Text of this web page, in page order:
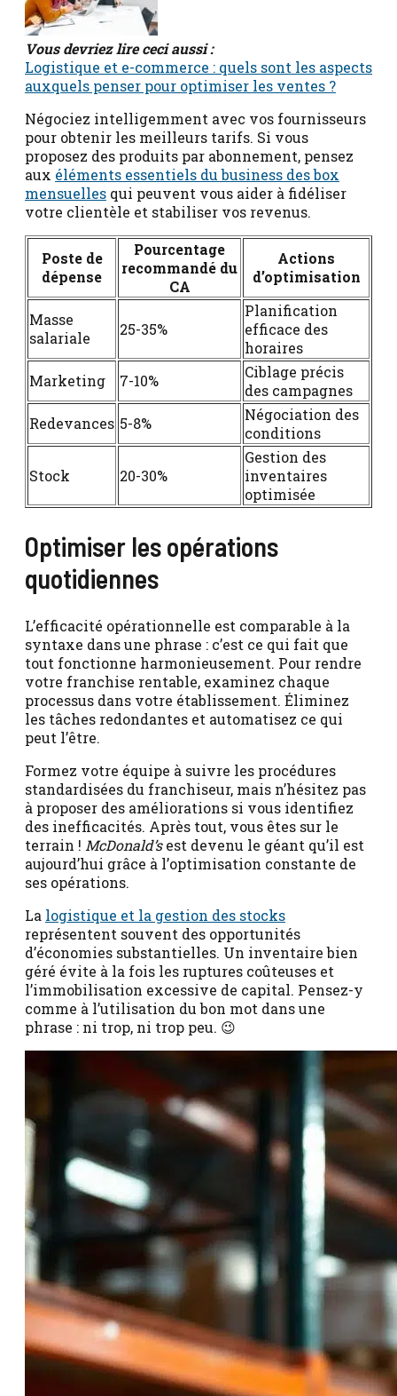
Vous devriez lire ceci aussi :
Logistique et e-commerce : quels sont les aspects
auxquels penser pour optimiser les ventes ?
Négociez intelligemment avec vos fournisseurs
pour obtenir les meilleurs tarifs. Si vous
proposez des produits par abonnement, pensez
aux éléments essentiels du business des box
mensuelles qui peuvent vous aider à fidéliser
votre clientèle et stabiliser vos revenus.
Poste de
dépense
Pourcentage
recommandé du
CA
Actions
d’optimisation
Masse
salariale
25-35%
Planification
efficace des
horaires
Marketing
7-10%
Ciblage précis
des campagnes
Redevances 5-8%
Négociation des
conditions
Stock 20-30%
Gestion des
inventaires
optimisée
Optimiser les opérations
quotidiennes
L’efficacité opérationnelle est comparable à la
syntaxe dans une phrase : c’est ce qui fait que
tout fonctionne harmonieusement. Pour rendre
votre franchise rentable, examinez chaque
processus dans votre établissement. Éliminez
les tâches redondantes et automatisez ce qui
peut l’être.
Formez votre équipe à suivre les procédures
standardisées du franchiseur, mais n’hésitez pas
à proposer des améliorations si vous identifiez
des inefficacités. Après tout, vous êtes sur le
terrain ! McDonald’sest devenu le géant qu’il est
aujourd’hui grâce à l’optimisation constante de
ses opérations.
La logistique et la gestion des stocks
représentent souvent des opportunités
d’économies substantielles. Un inventaire bien
géré évite à la fois les ruptures coûteuses et
l’immobilisation excessive de capital. Pensez-y
comme à l’utilisation du bon mot dans une
phrase : ni trop, ni trop peu. 😉